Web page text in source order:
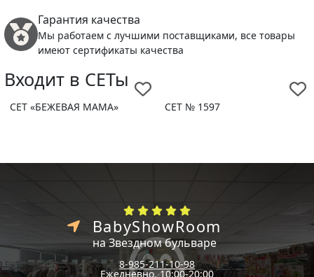
Гарантия качества
Мы работаем с лучшими поставщиками, все товары
имеют сертификаты качества
Входит в СЕТы
СЕТ «БЕЖЕВАЯ МАМА» СЕТ № 1597
BabyShowRoom
на Звездном бульваре
8-985-211-10-98
Ежедневно, 10:00-20:00